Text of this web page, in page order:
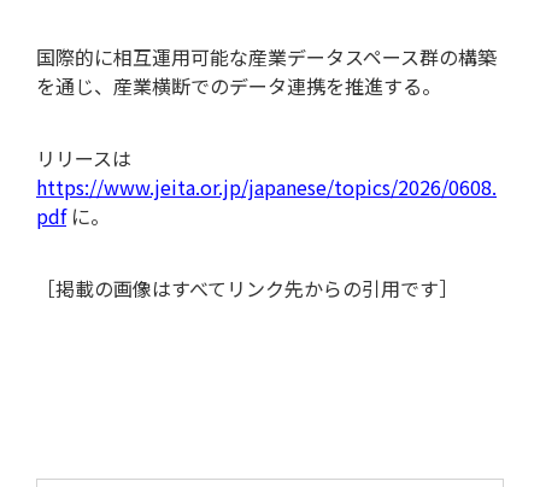
国際的に相互運用可能な産業データスペース群の構築
を通じ、産業横断でのデータ連携を推進する。
リリースは
https://www.jeita.or.jp/japanese/topics/2026/0608.
pdfに。
［掲載の画像はすべてリンク先からの引用です］